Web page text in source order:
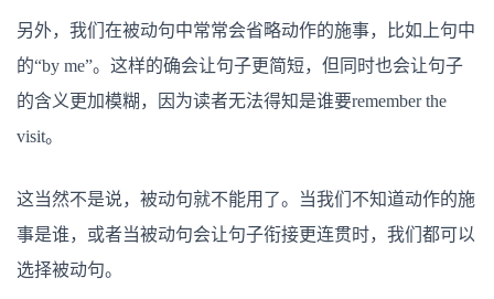
另外，我们在被动句中常常会省略动作的施事，比如上句中
的“by me”。这样的确会让句子更简短，但同时也会让句子
的含义更加模糊，因为读者无法得知是谁要remember the
visit。
这当然不是说，被动句就不能用了。当我们不知道动作的施
事是谁，或者当被动句会让句子衔接更连贯时，我们都可以
选择被动句。